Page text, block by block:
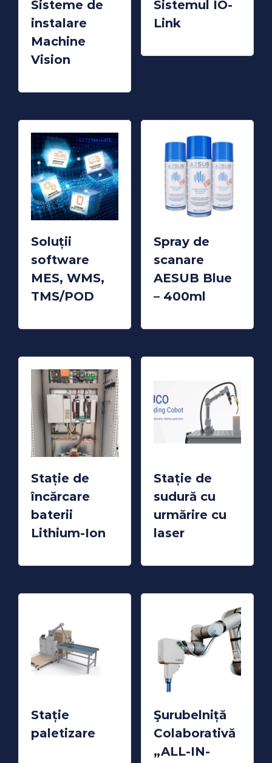
Sisteme de
instalare
Machine
Vision
Sistemul IO-
Link
Soluții
software
MES, WMS,
TMS/POD
Spray de
scanare
AESUB Blue
– 400ml
Stație de
încărcare
baterii
Lithium-Ion
Stație de
sudură cu
urmărire cu
laser
Stație
paletizare
Şurubelniță
Colaborativă
„ALL-IN-